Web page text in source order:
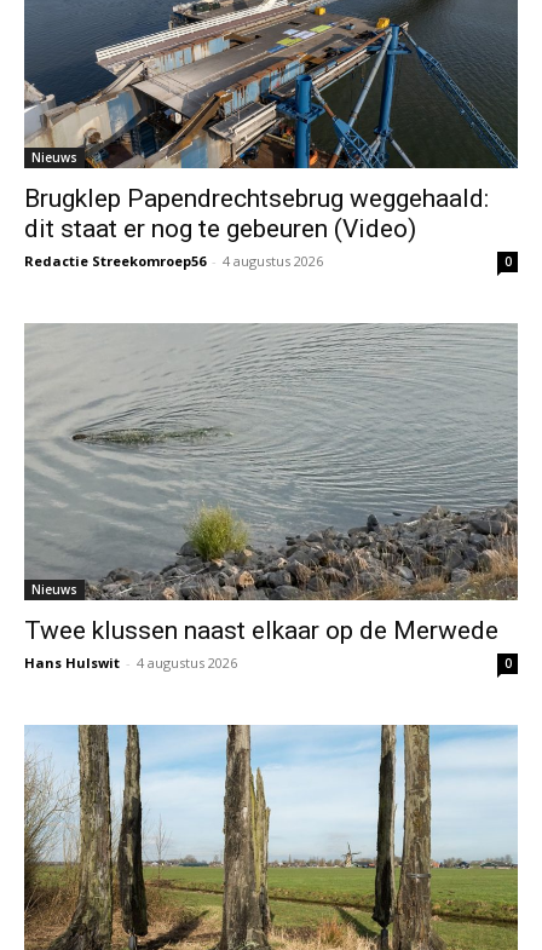
Nieuws
Brugklep Papendrechtsebrug weggehaald:
dit staat er nog te gebeuren (Video)
Redactie Streekomroep56 - 4 augustus 2026 0
Nieuws
Twee klussen naast elkaar op de Merwede
Hans Hulswit - 4 augustus 2026 0